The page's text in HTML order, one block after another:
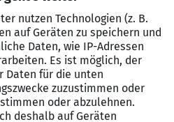
Lösungen zu entwickeln
und eine strukturierte
in Wort und Schrift